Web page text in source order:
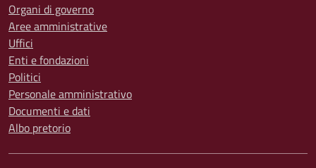
Organi di governo
Aree amministrative
Uffici
Enti e fondazioni
Politici
Personale amministrativo
Documenti e dati
Albo pretorio